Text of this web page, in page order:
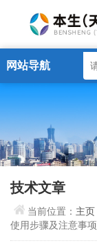
网站导航
技术文章
当前位置： 主页
使用步骤及注意事项